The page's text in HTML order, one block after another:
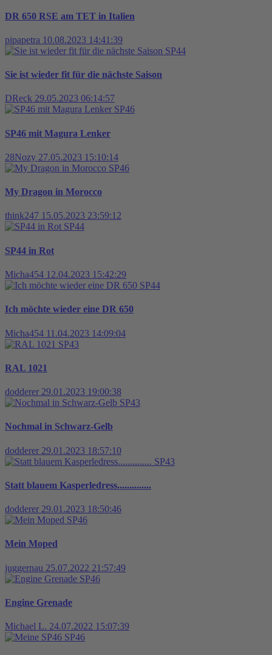
DR 650 RSE am TET in Italien
pipapetra 10.08.2023 14:41:39
SP44
Sie ist wieder fit für die nächste Saison
DReck 29.05.2023 06:14:57
SP46
SP46 mit Magura Lenker
28Nozy 27.05.2023 15:10:14
SP46
My Dragon in Morocco
think247 15.05.2023 23:59:12
SP44
SP44 in Rot
Micha454 12.04.2023 15:42:29
SP44
Ich möchte wieder eine DR 650
Micha454 11.04.2023 14:09:04
SP43
RAL 1021
dodderer 29.01.2023 19:00:38
SP43
Nochmal in Schwarz-Gelb
dodderer 29.01.2023 18:57:10
SP43
Statt blauem Kasperledress..............
dodderer 29.01.2023 18:50:46
SP46
Mein Moped
juggernau 25.07.2022 21:57:49
SP46
Engine Grenade
Michael L. 24.07.2022 15:07:39
SP46